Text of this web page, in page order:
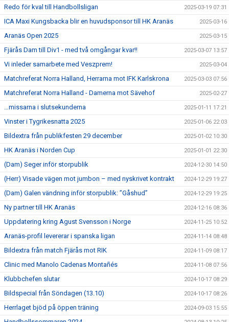
Redo för kval till Handbollsligan 2025-03-19 07:31
ICA Maxi Kungsbacka blir en huvudsponsor till HK Aranäs 2025-03-16
Aranäs Open 2025 2025-03-15
Fjärås Dam till Div1 - med två omgångar kvar!! 2025-03-07 13:57
Vi inleder samarbete med Veszprem! 2025-03-04
Matchreferat Norra Halland, Herrarna mot IFK Karlskrona 2025-03-03 07:56
Matchreferat Norra Halland - Damerna mot Sävehof 2025-02-27
…missarna i slutsekunderna 2025-01-11 17:21
Vinster i Tygrikesnatta 2025 2025-01-06 22:03
Bildextra från publikfesten 29 december 2025-01-02 10:30
HK Aranäs i Norden Cup 2025-01-01 22:30
(Dam) Seger inför storpublik 2024-12-30 14:50
(Herr) Visade vägen mot jumbon – med nyskrivet kontrakt 2024-12-29 19:27
(Dam) Galen vändning inför storpublik: ”Gåshud” 2024-12-29 19:25
Ny partner till HK Aranäs 2024-12-16 08:36
Uppdatering kring Agust Svensson i Norge 2024-11-25 10:52
Aranäs-profil levererar i spanska ligan 2024-11-14 08:48
Bildextra från match Fjärås mot RIK 2024-11-09 08:17
Clinic med Manolo Cadenas Montañés 2024-11-08 07:56
Klubbchefen slutar 2024-10-17 08:29
Bildspecial från Söndagen (13.10) 2024-10-17 08:26
Herrlaget bjöd på öppen träning 2024-09-03 15:55